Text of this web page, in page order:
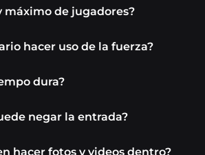
máximo de jugadores?
hacer uso de la fuerza?
dura?
negar la entrada?
hacer fotos y videos dentro?